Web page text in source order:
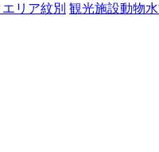
リア紋別 観光施設動物